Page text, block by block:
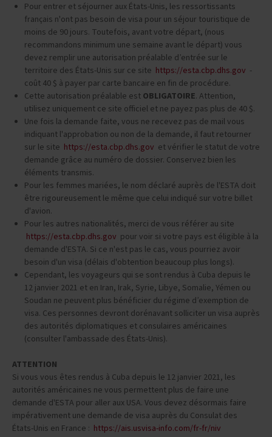
Pour entrer et séjourner aux États-Unis, les ressortissants
français n'ont pas besoin de visa pour un séjour touristique de
moins de 90 jours. Toutefois, avant votre départ, (nous
recommandons minimum une semaine avant le départ) vous
devez remplir une autorisation préalable d’entrée sur le
territoire des États-Unis sur ce site https://esta.cbp.dhs.gov -
coût 40 $ à payer par carte bancaire en fin de procédure.
Cette autorisation préalable est OBLIGATOIRE. Attention,
utilisez uniquement ce site officiel et ne payez pas plus de 40 $.
Une fois la demande faite, vous ne recevez pas de mail vous
indiquant l'approbation ou non de la demande, il faut retourner
sur le site https://esta.cbp.dhs.gov et vérifier le statut de votre
demande grâce au numéro de dossier. Conservez bien les
éléments transmis.
Pour les femmes mariées, le nom déclaré auprès de l'ESTA doit
être rigoureusement le même que celui indiqué sur votre billet
d'avion.
Pour les autres nationalités, merci de vous référer au site
https://esta.cbp.dhs.gov pour voir si votre pays est éligible à la
demande d'ESTA. Si ce n'est pas le cas, vous pourriez avoir
besoin d'un visa (délais d'obtention beaucoup plus longs).
Cependant, les voyageurs qui se sont rendus à Cuba depuis le
12 janvier 2021 et en Iran, Irak, Syrie, Libye, Somalie, Yémen ou
Soudan ne peuvent plus bénéficier du régime d’exemption de
visa. Ces personnes devront dorénavant solliciter un visa auprès
des autorités diplomatiques et consulaires américaines
(consulter l'ambassade des États-Unis).
ATTENTION
Si vous vous êtes rendus à Cuba depuis le 12 janvier 2021, les
autorités américaines ne vous permettent plus de faire une
demande d'ESTA pour aller aux USA. Vous devez désormais faire
impérativement une demande de visa auprès du Consulat des
États-Unis en France : https://ais.usvisa-info.com/fr-fr/niv